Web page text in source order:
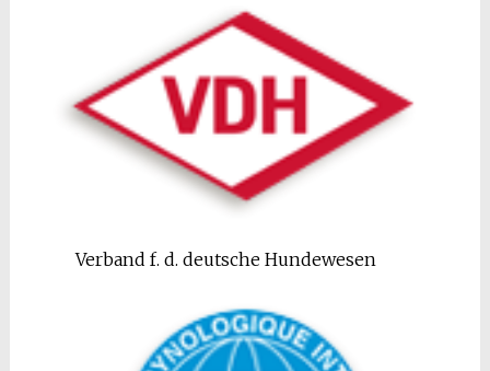
Verband f. d. deutsche Hundewesen